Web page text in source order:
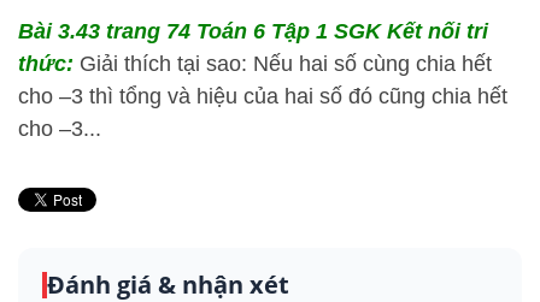
Bài 3.43 trang 74 Toán 6 Tập 1 SGK Kết nối tri
thức: Giải thích tại sao: Nếu hai số cùng chia hết
cho –3 thì tổng và hiệu của hai số đó cũng chia hết
cho –3...
Đánh giá & nhận xét